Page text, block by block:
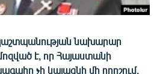
նախարար
է, որ Հայաստանի
չի կայացնի մի որոշում,